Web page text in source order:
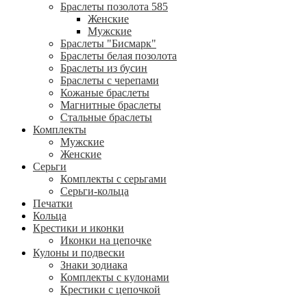
Браслеты позолота 585
Женские
Мужские
Браслеты "Бисмарк"
Браслеты белая позолота
Браслеты из бусин
Браслеты с черепами
Кожаные браслеты
Магнитные браслеты
Стальные браслеты
Комплекты
Мужские
Женские
Серьги
Комплекты с серьгами
Серьги-кольца
Печатки
Кольца
Крестики и иконки
Иконки на цепочке
Кулоны и подвески
Знаки зодиака
Комплекты с кулонами
Крестики с цепочкой